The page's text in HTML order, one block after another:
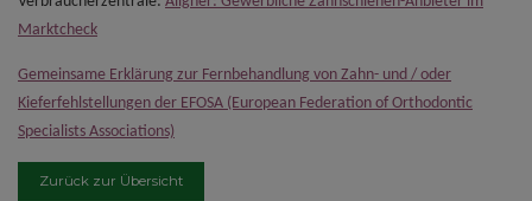
Zurück zur Übersicht
Marktcheck
Gemeinsame Erklärung zur Fernbehandlung von Zahn- und / oder
Kieferfehlstellungen der EFOSA (European Federation of Orthodontic
Specialists Associations)